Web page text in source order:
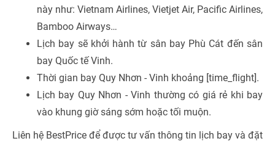
này như: Vietnam Airlines, Vietjet Air, Pacific Airlines,
Bamboo Airways…
Lịch bay sẽ khởi hành từ sân bay Phù Cát đến sân
bay Quốc tế Vinh.
Thời gian bay Quy Nhơn - Vinh khoảng [time_flight].
Lịch bay Quy Nhơn - Vinh thường có giá rẻ khi bay
vào khung giờ sáng sớm hoặc tối muộn.
Liên hệ BestPrice để được tư vấn thông tin lịch bay và đặt